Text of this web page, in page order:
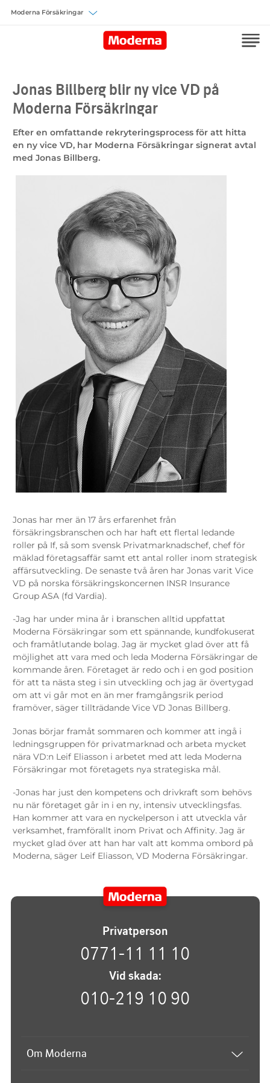
Jonas Billberg blir ny vice VD på
Moderna Försäkringar
Efter en omfattande rekryteringsprocess för att hitta
en ny vice VD, har Moderna Försäkringar signerat avtal
med Jonas Billberg.
Jonas har mer än 17 års erfarenhet från
försäkringsbranschen och har haft ett flertal ledande
roller på If, så som svensk Privatmarknadschef, chef för
mäklad företagsaffär samt ett antal roller inom strategisk
affärsutveckling. De senaste två åren har Jonas varit Vice
VD på norska försäkringskoncernen INSR Insurance
Group ASA (fd Vardia).
-Jag har under mina år i branschen alltid uppfattat
Moderna Försäkringar som ett spännande, kundfokuserat
och framåtlutande bolag. Jag är mycket glad över att få
möjlighet att vara med och leda Moderna Försäkringar de
kommande åren. Företaget är redo och i en god position
för att ta nästa steg i sin utveckling och jag är övertygad
om att vi går mot en än mer framgångsrik period
framöver, säger tillträdande Vice VD Jonas Billberg.
Jonas börjar framåt sommaren och kommer att ingå i
ledningsgruppen för privatmarknad och arbeta mycket
nära VD:n Leif Eliasson i arbetet med att leda Moderna
Försäkringar mot företagets nya strategiska mål.
-Jonas har just den kompetens och drivkraft som behövs
nu när företaget går in i en ny, intensiv utvecklingsfas.
Han kommer att vara en nyckelperson i att utveckla vår
verksamhet, framförallt inom Privat och Affinity. Jag är
mycket glad över att han har valt att komma ombord på
Moderna, säger Leif Eliasson, VD Moderna Försäkringar.
Privatperson
0771-11 11 10
Vid skada:
010-219 10 90
Om Moderna